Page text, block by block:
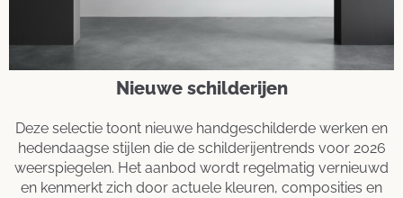
Nieuwe schilderijen
Deze selectie toont nieuwe handgeschilderde werken en
hedendaagse stijlen die de schilderijentrends voor 2026
weerspiegelen. Het aanbod wordt regelmatig vernieuwd
en kenmerkt zich door actuele kleuren, composities en